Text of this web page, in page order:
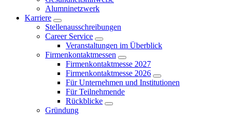
Alumninetzwerk
Karriere
Stellenausschreibungen
Career Service
Veranstaltungen im Überblick
Firmenkontaktmessen
Firmenkontaktmesse 2027
Firmenkontaktmesse 2026
Für Unternehmen und Institutionen
Für Teilnehmende
Rückblicke
Gründung